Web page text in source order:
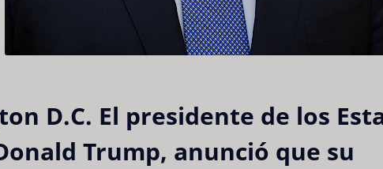
D.C. El presidente de los
Trump, anunció que su